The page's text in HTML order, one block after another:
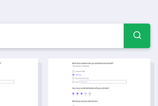
sát miễn phí — Ví
hỗ trợ tại cửa hàngMẫu khảo sát hiệu quả câu